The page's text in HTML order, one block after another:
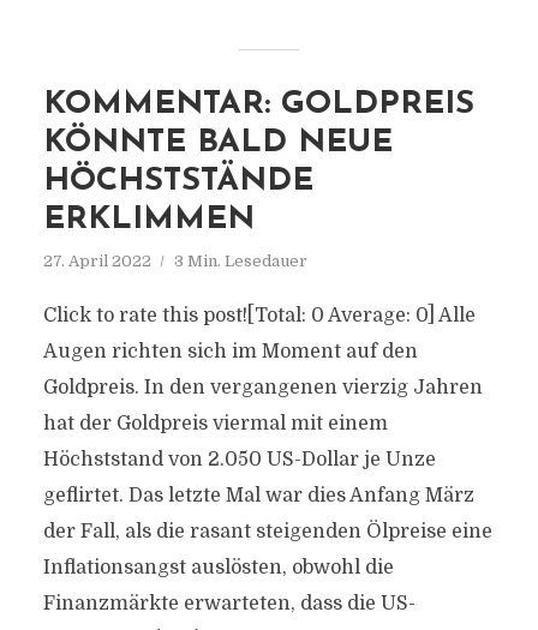
KOMMENTAR: GOLDPREIS
KÖNNTE BALD NEUE
HÖCHSTSTÄNDE
ERKLIMMEN
27. April 2022 3 Min. Lesedauer
Click to rate this post![Total: 0 Average: 0] Alle
Augen richten sich im Moment auf den
Goldpreis. In den vergangenen vierzig Jahren
hat der Goldpreis viermal mit einem
Höchststand von 2.050 US-Dollar je Unze
geflirtet. Das letzte Mal war dies Anfang März
der Fall, als die rasant steigenden Ölpreise eine
Inflationsangst auslösten, obwohl die
Finanzmärkte erwarteten, dass die US-